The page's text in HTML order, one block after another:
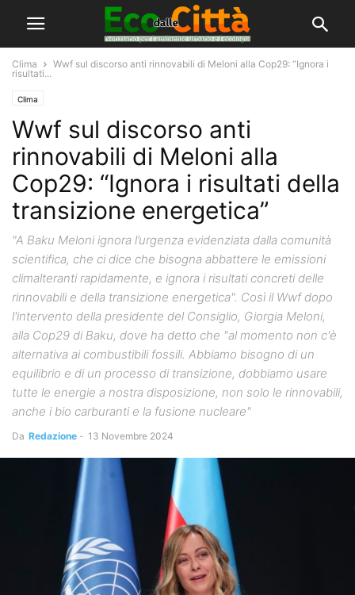
Clima
Wwf sul discorso anti rinnovabili di Meloni alla Cop29: “Ignora i
risultati...
Clima
Wwf sul discorso anti
rinnovabili di Meloni alla
Cop29: “Ignora i risultati della
transizione energetica”
"A Baku Meloni ignora l’urgenza evidenziata dalla comunità
scientifica, che ci dice che bisogna abbattere le emissioni
climalteranti rapidamente, e ignora i risultati concreti delle
rinnovabili e della transizione energetica". Così il Wwf dopo
l'intervento della presidente del Consiglio, Giorgia Meloni,
alla Cop29 di Baku, dove ha detto che "al momento non c'è
alternativa ai combustibili fossili. Abbiamo bisogno di un
equilibrio e di un processo di transizione, dobbiamo usare
tutte le energie a nostra disposizione, non solo le rinnovabili,
anche i bio carburanti e la fusione nucleare"
Da Redazione - 13 Novembre 2024